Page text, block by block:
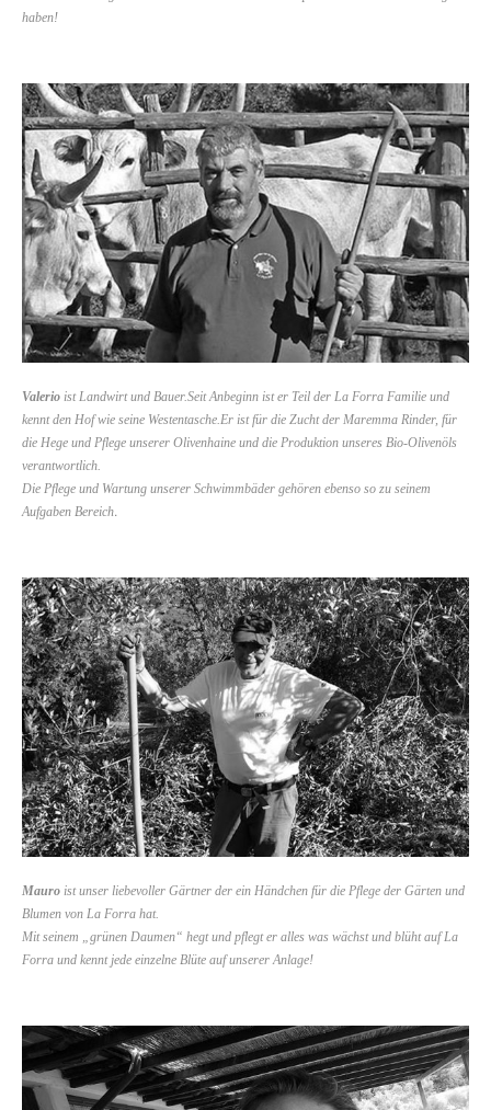
haben!
Valerio ist Landwirt und Bauer.Seit Anbeginn ist er Teil der La Forra Familie und
kennt den Hof wie seine Westentasche.Er ist für die Zucht der Maremma Rinder, für
die Hege und Pflege unserer Olivenhaine und die Produktion unseres Bio-Olivenöls
verantwortlich.
Die Pflege und Wartung unserer Schwimmbäder gehören ebenso so zu seinem
Aufgaben Bereich.
Mauro ist unser liebevoller Gärtner der ein Händchen für die Pflege der Gärten und
Blumen von La Forra hat.
Mit seinem „grünen Daumen“ hegt und pflegt er alles was wächst und blüht auf La
Forra und kennt jede einzelne Blüte auf unserer Anlage!